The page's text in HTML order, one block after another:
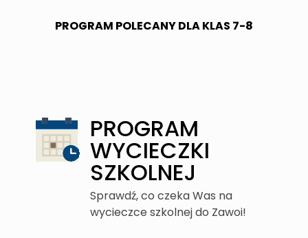
PROGRAM POLECANY DLA KLAS 7-8
PROGRAM
WYCIECZKI
SZKOLNEJ
Sprawdź, co czeka Was na
wycieczce szkolnej do Zawoi!